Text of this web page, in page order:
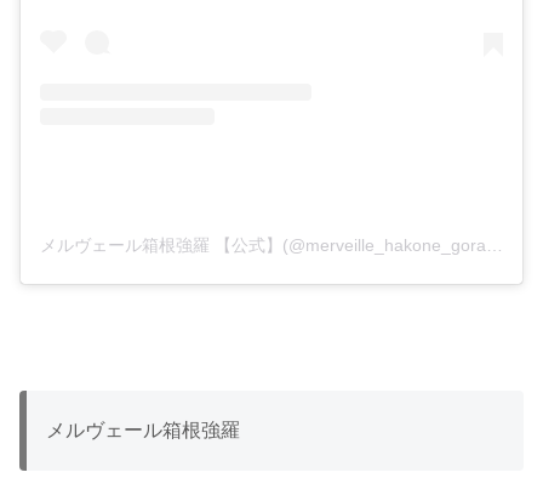
メルヴェール箱根強羅 【公式】(@merveille_hakone_gora)がシェアした投稿
メルヴェール箱根強羅